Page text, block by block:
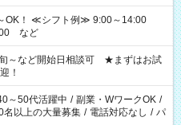
～14:00
など
旬～など開始日相談可 ★まずはお試
！
～50代活躍中 / 副業・WワークOK /
名以上の大量募集 / 電話対応なし / パ